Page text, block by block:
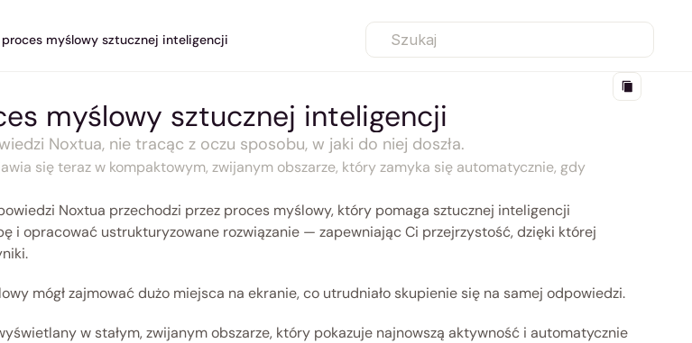
myślowy sztucznej inteligencji Szukaj
myślowy sztucznej inteligencji
Noxtua, nie tracąc z oczu sposobu, w jaki do niej doszła.
się teraz w kompaktowym, zwijanym obszarze, który zamyka się automatycznie, gdy
Noxtua przechodzi przez proces myślowy, który pomaga sztucznej inteligencji
i opracować ustrukturyzowane rozwiązanie — zapewniając Ci przejrzystość, dzięki której
mógł zajmować dużo miejsca na ekranie, co utrudniało skupienie się na samej odpowiedzi.
w stałym, zwijanym obszarze, który pokazuje najnowszą aktywność i automatycznie